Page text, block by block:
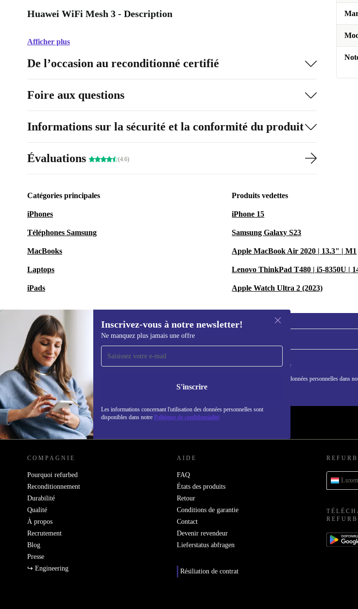
Huawei WiFi Mesh 3 - Description
Afficher plus
De l’occasion au reconditionné certifié
Foire aux questions
Informations sur la sécurité et la conformité du produit
Évaluations (4.6)
Catégories principales
iPhones
Téléphones Samsung
MacBooks
Laptops
iPads
Produits vedettes
iPhone 15
Samsung Galaxy S23
Apple MacBook Air 2020 | 13.3" | M1
Lenovo ThinkPad T480 | i5-8350U |
Apple Watch Ultra 2 (2023)
Inscrivez-vous à notre newsletter!
Ne manquez plus jamais une offre
S'inscrire
Les informations concernant l'utilisation des données personnelles sont
disponibles dans notre Politique de confidentialité
Recevoir offres et infos de
refurbed par mail
Ne manquez plus aucune offre.
S'inscrire
Retrouvez les informations sur l'utilisation des données personnelles dans
politique de confidentialité
REFURBED LUXEMBOURG - RETHINK NEW.
COMPAGNIE
Pourquoi refurbed
Reconditionnement
Durabilité
Qualité
À propos
Recrutement
Blog
Presse
↪ Engineering
AIDE
FAQ
États des produits
Retour
Conditions de garantie
Contact
Devenir revendeur
Lieferstatus abfragen
Résiliation de contrat